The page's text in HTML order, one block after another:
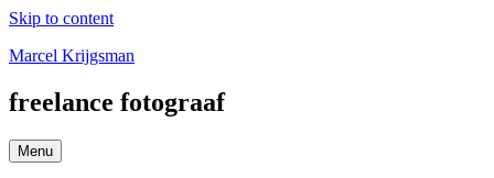
Skip to content
Marcel Krijgsman
freelance fotograaf
Menu